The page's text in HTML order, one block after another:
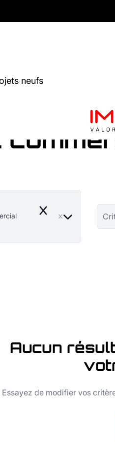
neufs
Remove
Aucun
Essayez de modifier vos